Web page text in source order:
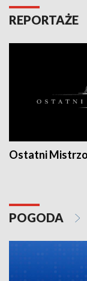
REPORTAŻE
Ostatni
POGODA